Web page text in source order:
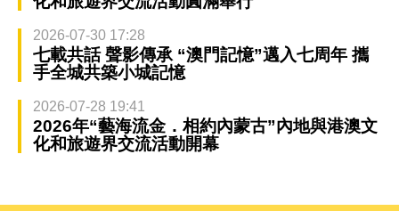
2026-07-30 17:28
七載共話 聲影傳承 “澳門記憶”邁入七周年 攜
手全城共築小城記憶
2026-07-28 19:41
2026年“藝海流金．相約內蒙古”內地與港澳文
化和旅遊界交流活動開幕